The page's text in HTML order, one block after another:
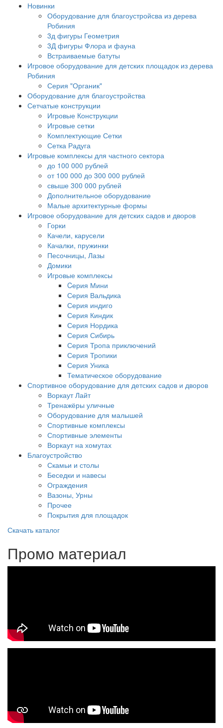
Новинки
Оборудование для благоустройсва из дерева
Робиния
3д фигуры Геометрия
3Д фигуры Флора и фауна
Встраиваемые батуты
Игровое оборудование для детских площадок из дерева
Робиния
Серия "Органик"
Оборудование для благоустройства
Сетчатые конструкции
Игровые Конструкции
Игровые сетки
Комплектующие Сетки
Сетка Радуга
Игровые комплексы для частного сектора
до 100 000 рублей
от 100 000 до 300 000 рублей
свыше 300 000 рублей
Дополнительное оборудование
Малые архитектурные формы
Игровое оборудование для детских садов и дворов
Горки
Качели, карусели
Качалки, пружинки
Песочницы, Лазы
Домики
Игровые комплексы
Cерия Мини
Серия Вальдика
Серия индиго
Серия Киндик
Серия Нордика
Серия Сибирь
Серия Тропа приключений
Серия Тропики
Серия Уника
Тематическое оборудование
Спортивное оборудование для детских садов и дворов
Воркаут Лайт
Тренажёры уличные
Оборудование для малышей
Спортивные комплексы
Спортивные элементы
Воркаут на хомутах
Благоустройство
Скамьи и столы
Беседки и навесы
Ограждения
Вазоны, Урны
Прочее
Покрытия для площадок
Скачать каталог
Промо материал